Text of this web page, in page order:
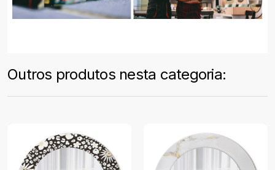
Outros produtos nesta categoria: